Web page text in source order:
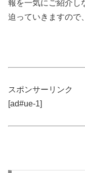
報を一気にご紹介し
迫っていきますので
スポンサーリンク
[ad#ue-1]